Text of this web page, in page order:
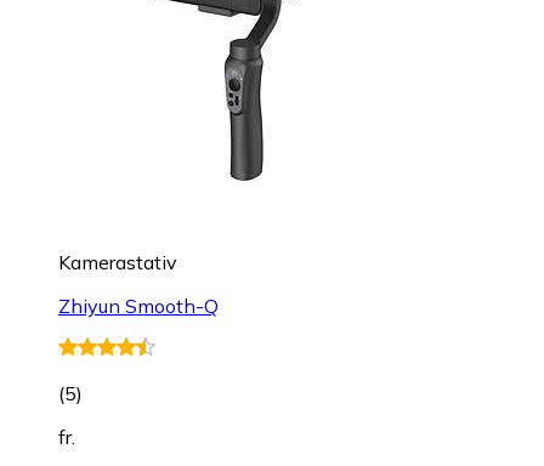
Kamerastativ
Zhiyun Smooth-Q
(5)
fr.